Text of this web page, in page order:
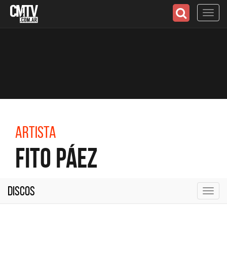
Artista
Fito Páez
Discos